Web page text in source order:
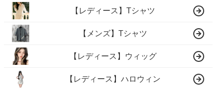
【レディース】Tシャツ
【メンズ】Tシャツ
【レディース】ウィッグ
【レディース】ハロウィン